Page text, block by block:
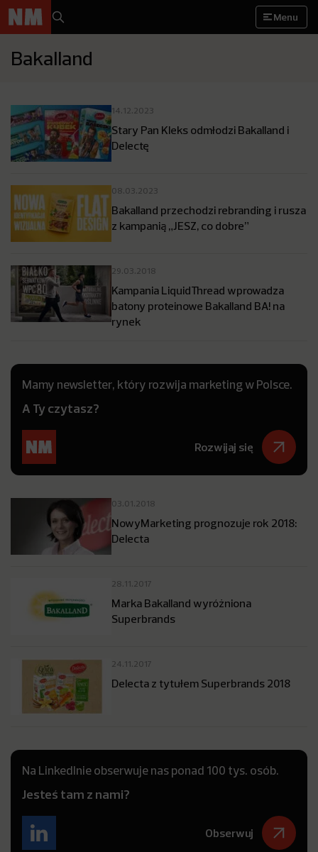
Menu
Bakalland
14.12.2023
Stary Pan Kleks odmłodzi Bakalland i
Delectę
08.03.2023
Bakalland przechodzi rebranding i rusza
z kampanią „JESZ, co dobre”
29.03.2018
Kampania LiquidThread wprowadza
batony proteinowe Bakalland BA! na
rynek
Mamy newsletter, który rozwija marketing w Polsce.
A Ty czytasz?
Rozwijaj się
03.01.2018
NowyMarketing prognozuje rok 2018:
Delecta
28.11.2017
Marka Bakalland wyróżniona
Superbrands
24.11.2017
Delecta z tytułem Superbrands 2018
Na LinkedInie obserwuje nas ponad 100 tys. osób.
Jesteś tam z nami?
Obserwuj